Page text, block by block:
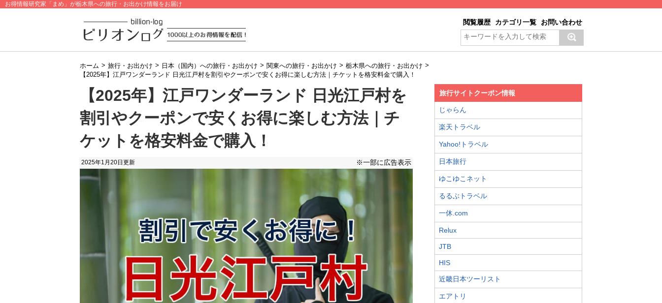
お得情報研究家「まめ」が栃木県への旅行・お出かけ情報をお届け
閲覧履歴 カテゴリ一覧 お問い合わせ
ホーム > 旅行・お出かけ > 日本（国内）への旅行・お出かけ > 関東への旅行・お出かけ > 栃木県への旅行・お出かけ >
【2025年】江戸ワンダーランド 日光江戸村を割引やクーポンで安くお得に楽しむ方法｜チケットを格安料金で購入！
【2025年】江戸ワンダーランド 日光江戸村を
割引やクーポンで安くお得に楽しむ方法｜チ
ケットを格安料金で購入！
2025年1月20日 更新 ※一部に広告表示
旅行サイトクーポン情報
じゃらん
楽天トラベル
Yahoo!トラベル
日本旅行
ゆこゆこネット
るるぶトラベル
一休.com
Relux
JTB
HIS
近畿日本ツーリスト
エアトリ